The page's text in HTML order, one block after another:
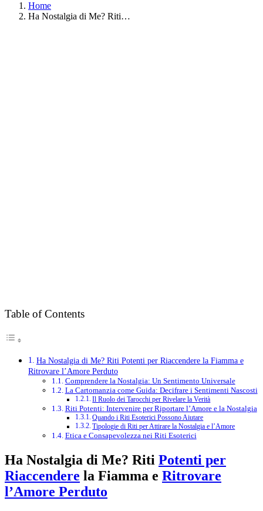
Home
Ha Nostalgia di Me? Riti…
Table of Contents
Ha Nostalgia di Me? Riti Potenti per Riaccendere la Fiamma e
Ritrovare l’Amore Perduto
Comprendere la Nostalgia: Un Sentimento Universale
La Cartomanzia come Guida: Decifrare i Sentimenti Nascosti
Il Ruolo dei Tarocchi per Rivelare la Verità
Riti Potenti: Intervenire per Riportare l’Amore e la Nostalgia
Quando i Riti Esoterici Possono Aiutare
Tipologie di Riti per Attirare la Nostalgia e l’Amore
Etica e Consapevolezza nei Riti Esoterici
Ha Nostalgia di Me? Riti Potenti per
Riaccendere la Fiamma e Ritrovare
l’Amore Perduto